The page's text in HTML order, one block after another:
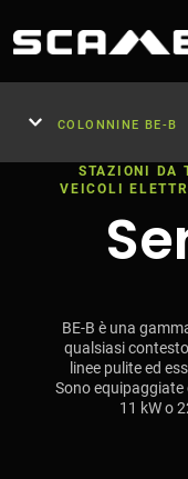
COLONNINE BE-B
HOTEL
STAZIONI DA
VEICOLI
BE-B è una
qualsiasi
linee pulite ed
Sono equipaggiate
11 kW o